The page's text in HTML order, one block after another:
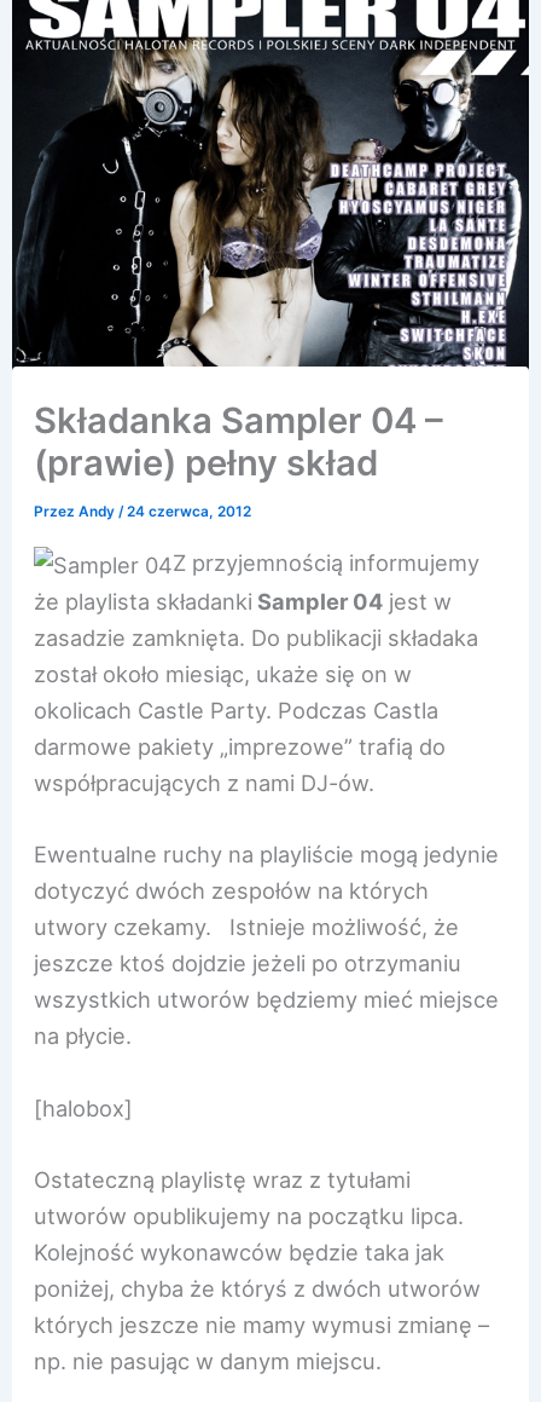
Składanka Sampler 04 –
(prawie) pełny skład
PrzezAndy/24 czerwca, 2012
Z przyjemnością informujemy
że playlista składanki Sampler 04 jest w
zasadzie zamknięta. Do publikacji składaka
został około miesiąc, ukaże się on w
okolicach Castle Party. Podczas Castla
darmowe pakiety „imprezowe” trafią do
współpracujących z nami DJ-ów.
Ewentualne ruchy na playliście mogą jedynie
dotyczyć dwóch zespołów na których
utwory czekamy. Istnieje możliwość, że
jeszcze ktoś dojdzie jeżeli po otrzymaniu
wszystkich utworów będziemy mieć miejsce
na płycie.
[halobox]
Ostateczną playlistę wraz z tytułami
utworów opublikujemy na początku lipca.
Kolejność wykonawców będzie taka jak
poniżej, chyba że któryś z dwóch utworów
których jeszcze nie mamy wymusi zmianę –
np. nie pasując w danym miejscu.